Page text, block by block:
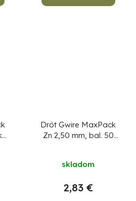
Drôt Gwire MaxPack
Zn 2,50 mm, bal. 50
objednávka 50 kg!
skladom
2,83 €